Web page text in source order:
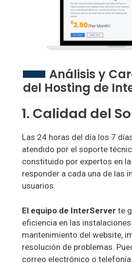
Análisis y
del Hosting de
1. Calidad del
Las 24 horas del día los 7
atendido por el soporte
constituido por expertos en
responder a cada una de las
usuarios.
El equipo de InterServer te
eficiencia en las
mantenimiento del website,
resolución de problemas.
correo electrónico o telefonía.